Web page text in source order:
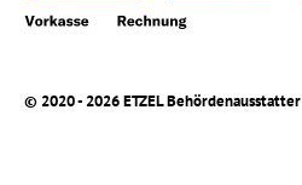
© 2020 - 2026 ETZEL Behördenausstatter